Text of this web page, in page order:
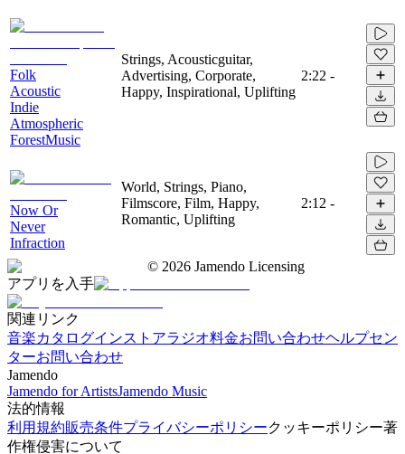
Folk
Acoustic
Indie
Atmospheric
ForestMusic
Strings, Acousticguitar,
Advertising, Corporate,
Happy, Inspirational, Uplifting
2:22 -
Now Or
Never
Infraction
World, Strings, Piano,
Filmscore, Film, Happy,
Romantic, Uplifting
2:12 -
© 2026 Jamendo Licensing
アプリを入手
関連リンク
音楽カタログインストアラジオ料金お問い合わせヘルプセン
ターお問い合わせ
Jamendo
Jamendo for ArtistsJamendo Music
法的情報
利用規約販売条件プライバシーポリシークッキーポリシー著
作権侵害について